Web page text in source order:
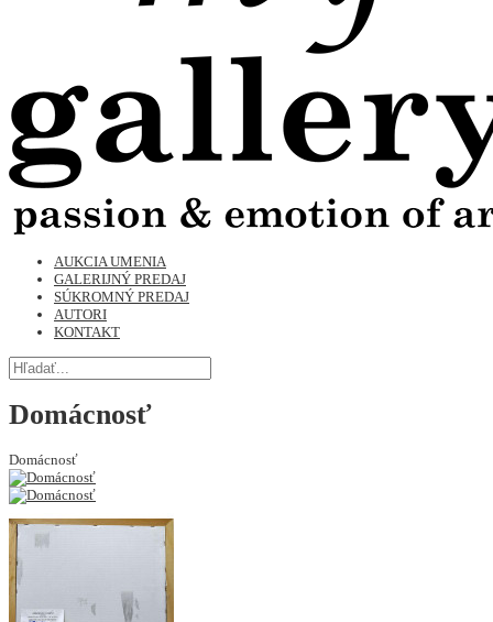
AUKCIA UMENIA
GALERIJNÝ PREDAJ
SÚKROMNÝ PREDAJ
AUTORI
KONTAKT
Domácnosť
Domácnosť